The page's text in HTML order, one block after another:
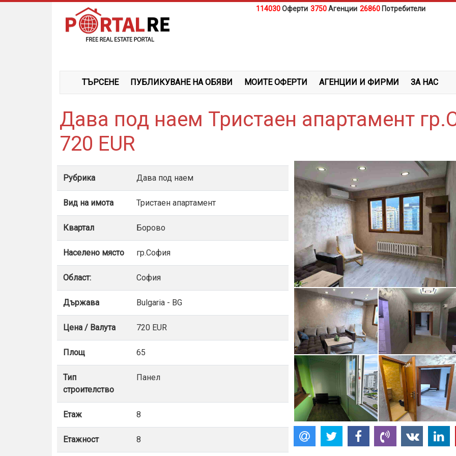
114030Оферти 3750Агенции 26860 Потребители
ТЪРСЕНЕ ПУБЛИКУВАНЕ НА ОБЯВИ МОИТЕ ОФЕРТИ АГЕНЦИИ И ФИРМИ ЗА НАС
Дава под наем Тристаен апартамент
720 EUR
Рубрика Дава под наем
Вид на имота Тристаен апартамент
Квартал Борово
Населено място гр.София
Област: София
Държава Bulgaria - BG
Цена / Валута 720 EUR
Площ 65
Тип
строителство
Панел
Етаж 8
Етажност 8